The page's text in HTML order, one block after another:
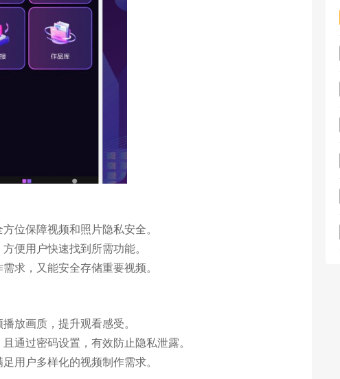
位保障视频和照片隐私安全。
便用户快速找到所需功能。
求，又能安全存储重要视频。
放画质，提升观看感受。
通过密码设置，有效防止隐私泄露。
用户多样化的视频制作需求。